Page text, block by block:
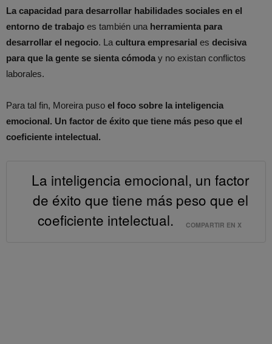
La capacidad para desarrollar habilidades sociales en el
entorno de trabajo es también una herramienta para
desarrollar el negocio. La cultura empresarial es decisiva
para que la gente se sienta cómoda y no existan conflictos
laborales.
Para tal fin, Moreira puso el foco sobre la inteligencia
emocional. Un factor de éxito que tiene más peso que el
coeficiente intelectual.
La inteligencia emocional, un factor
de éxito que tiene más peso que el
coeficiente intelectual.
COMPARTIR EN X